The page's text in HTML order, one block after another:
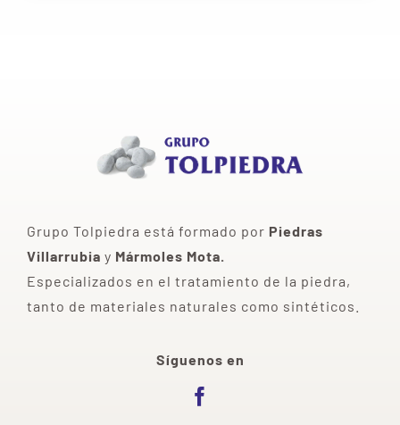
Grupo Tolpiedra está formado por Piedras
Villarrubia y Mármoles Mota.
Especializados en el tratamiento de la piedra,
tanto de materiales naturales como sintéticos.
Síguenos en